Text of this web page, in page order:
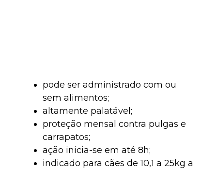
pode ser administrado com ou
sem alimentos;
altamente palatável;
proteção mensal contra pulgas e
carrapatos;
ação inicia-se em até 8h;
indicado para cães de 10,1 a 25kg a